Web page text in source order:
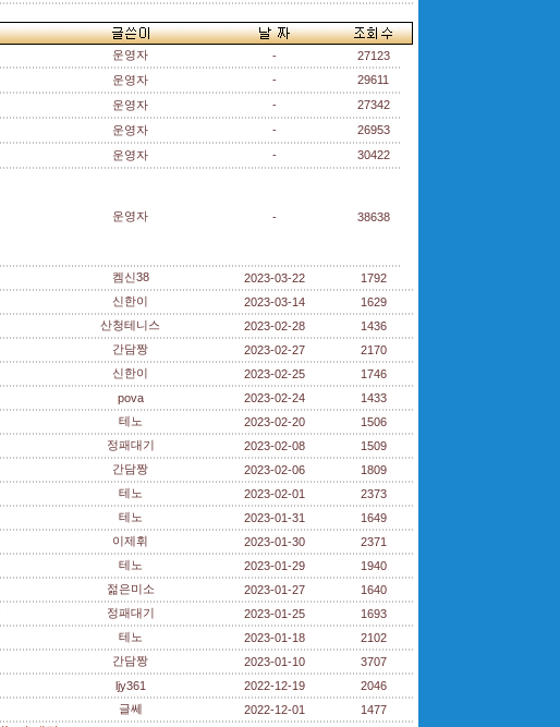
운영자 -
27123
운영자 -
29611
운영자 -
27342
운영자 -
26953
운영자 - 30422
운영자 - 38638
켐신38 2023-03-22
1792
신한이 2023-03-14
1629
산청테니스 2023-02-28
1436
간담짱 2023-02-27
2170
신한이 2023-02-25
1746
pova 2023-02-24
1433
테노 2023-02-20
1506
정패대기 2023-02-08
1509
간담짱 2023-02-06
1809
테노 2023-02-01
2373
테노 2023-01-31
1649
이제휘 2023-01-30
2371
테노 2023-01-29
1940
젊은미소 2023-01-27
1640
정패대기 2023-01-25
1693
테노 2023-01-18
2102
간담짱 2023-01-10
3707
ljy361 2022-12-19
2046
글쎄 2022-12-01 1477